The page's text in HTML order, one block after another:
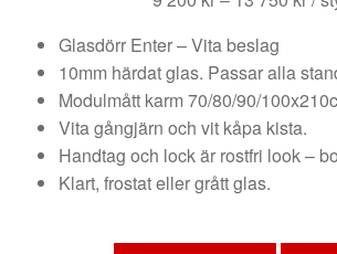
till
13
750
Glasdörr Enter – Vita beslag
10mm härdat glas. Passar alla
Modulmått karm 70/80/90/
Vita gångjärn och vit kåpa kista.
Handtag och lock är rostfri look –
Klart, frostat eller grått glas.